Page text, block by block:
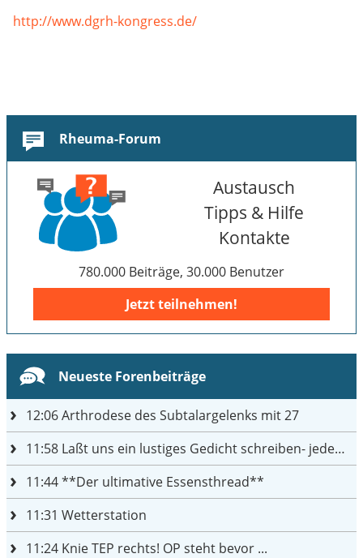
http://www.dgrh-kongress.de/
Rheuma-Forum
Austausch
Tipps & Hilfe
Kontakte
780.000 Beiträge, 30.000 Benutzer
Jetzt teilnehmen!
Neueste Forenbeiträge
12:06Arthrodese des Subtalargelenks mit 27
11:58 Laßt uns ein lustiges Gedicht schreiben- jeder einen Satz
11:44**Der ultimative Essensthread**
11:31 Wetterstation
11:24 Knie TEP rechts! OP steht bevor ...